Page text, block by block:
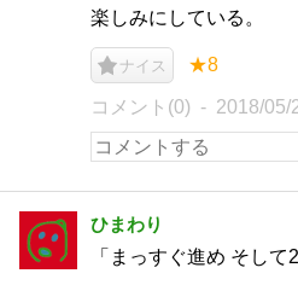
楽しみにしている。
ナイス ★8
コメント(0) 2018/05/
ひまわり
「まっすぐ進め そして